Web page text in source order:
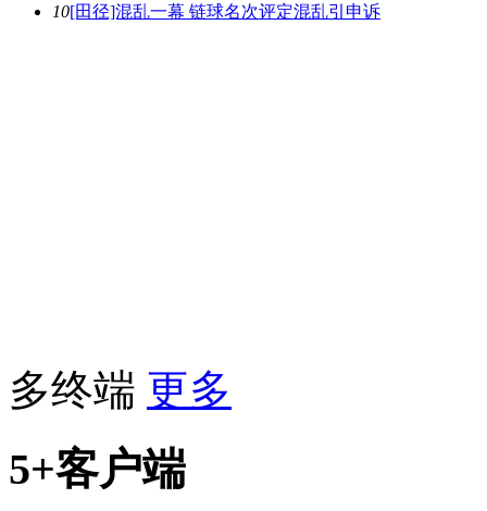
10[田径]混乱一幕 链球名次评定混乱引申诉
多终端 更多
5+客户端